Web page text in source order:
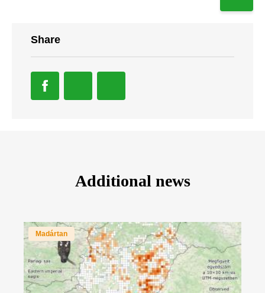
Share
Additional news
Madártan